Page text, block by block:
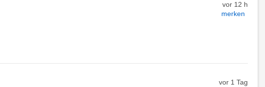
vor 12 h
merken
vor 1 Tag